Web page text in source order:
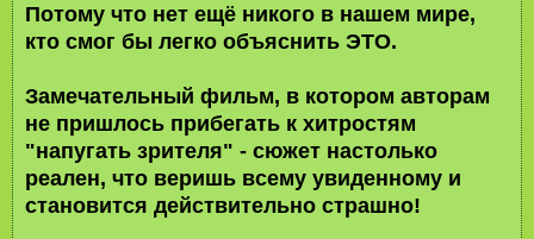
Потому что нет ещё никого в нашем мире,
кто смог бы легко объяснить ЭТО.
Замечательный фильм, в котором авторам
не пришлось прибегать к хитростям
"напугать зрителя" - сюжет настолько
реален, что веришь всему увиденному и
становится действительно страшно!